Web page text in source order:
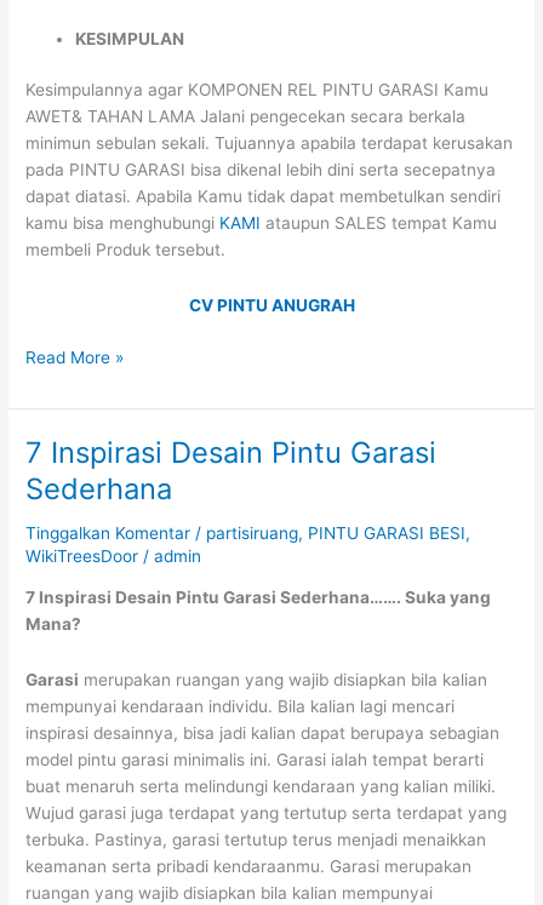
KESIMPULAN
Kesimpulannya agar KOMPONEN REL PINTU GARASI Kamu
AWET& TAHAN LAMA Jalani pengecekan secara berkala
minimun sebulan sekali. Tujuannya apabila terdapat kerusakan
pada PINTU GARASI bisa dikenal lebih dini serta secepatnya
dapat diatasi. Apabila Kamu tidak dapat membetulkan sendiri
kamu bisa menghubungi KAMI ataupun SALES tempat Kamu
membeli Produk tersebut.
CV PINTU ANUGRAH
Read More »
7 Inspirasi Desain Pintu Garasi
Sederhana
Tinggalkan Komentar / partisiruang, PINTU GARASI BESI,
WikiTreesDoor /admin
7 Inspirasi Desain Pintu Garasi Sederhana……. Suka yang
Mana?
Garasi merupakan ruangan yang wajib disiapkan bila kalian
mempunyai kendaraan individu. Bila kalian lagi mencari
inspirasi desainnya, bisa jadi kalian dapat berupaya sebagian
model pintu garasi minimalis ini. Garasi ialah tempat berarti
buat menaruh serta melindungi kendaraan yang kalian miliki.
Wujud garasi juga terdapat yang tertutup serta terdapat yang
terbuka. Pastinya, garasi tertutup terus menjadi menaikkan
keamanan serta pribadi kendaraanmu. Garasi merupakan
ruangan yang wajib disiapkan bila kalian mempunyai
7
Inspirasi
Desain
Pintu
Garasi